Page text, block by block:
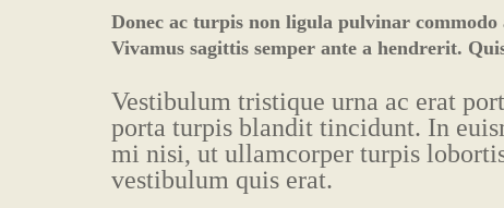
Donec ac turpis non ligula pulvinar
Vivamus sagittis semper ante a hendrerit.
Vestibulum tristique urna ac erat
porta turpis blandit tincidunt. In
mi nisi, ut ullamcorper turpis
vestibulum quis erat.